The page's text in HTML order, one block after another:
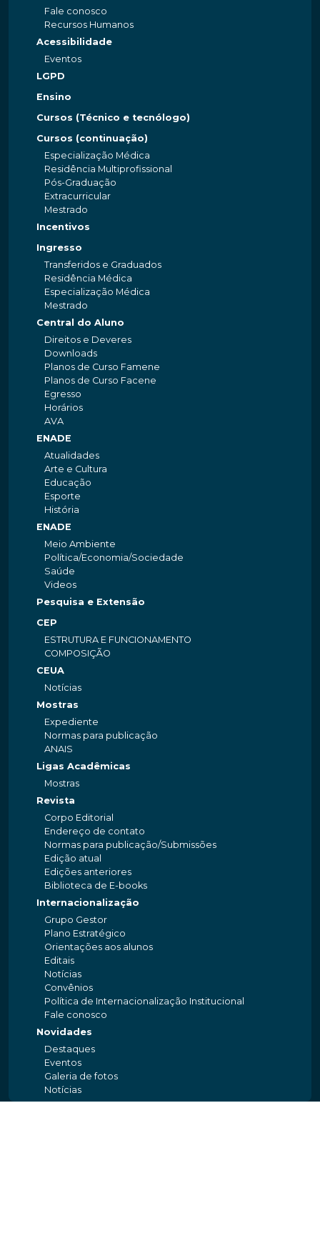
Fale conosco
Recursos Humanos
Acessibilidade
Eventos
LGPD
Ensino
Cursos (Técnico e tecnólogo)
Cursos (continuação)
Especialização Médica
Residência Multiprofissional
Pós-Graduação
Extracurricular
Mestrado
Incentivos
Ingresso
Transferidos e Graduados
Residência Médica
Especialização Médica
Mestrado
Central do Aluno
Direitos e Deveres
Downloads
Planos de Curso Famene
Planos de Curso Facene
Egresso
Horários
AVA
ENADE
Atualidades
Arte e Cultura
Educação
Esporte
História
ENADE
Meio Ambiente
Política/Economia/Sociedade
Saúde
Videos
Pesquisa e Extensão
CEP
ESTRUTURA E FUNCIONAMENTO
COMPOSIÇÃO
CEUA
Notícias
Mostras
Expediente
Normas para publicação
ANAIS
Ligas Acadêmicas
Mostras
Revista
Corpo Editorial
Endereço de contato
Normas para publicação/Submissões
Edição atual
Edições anteriores
Biblioteca de E-books
Internacionalização
Grupo Gestor
Plano Estratégico
Orientações aos alunos
Editais
Notícias
Convênios
Política de Internacionalização Institucional
Fale conosco
Novidades
Destaques
Eventos
Galeria de fotos
Notícias